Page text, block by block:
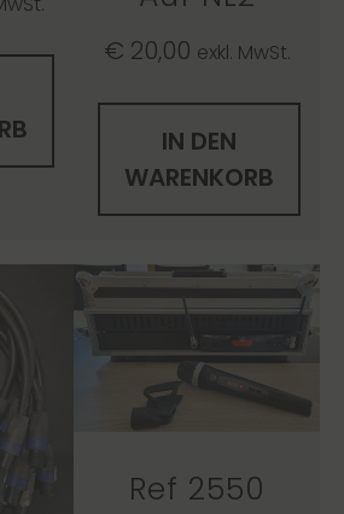
€ 20,00 exkl. MwSt.
IN DEN
WARENKORB
Ref 2550